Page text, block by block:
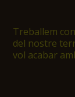
Treballem
del nostre
vol acabar